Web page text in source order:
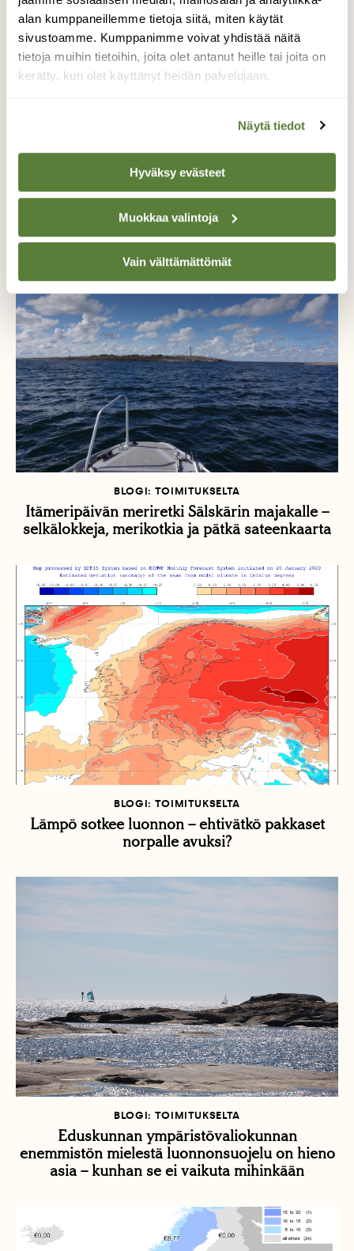
alan kumppaneillemme tietoja siitä, miten käytät
sivustoamme. Kumppanimme voivat yhdistää näitä
tietoja muihin tietoihin, joita olet antanut heille tai joita on
kerätty, kun olet käyttänyt heidän palvelujaan.
Näytä tiedot
Hyväksy evästeet
Muokkaa valintoja
Vain välttämättömät
luonnonystävien joukkoon!
Alk. 3 numeroa 23,40 €.
Samalta kirjoittajalta
BLOGI: TOIMITUKSELTA
Itämeripäivän meriretki Sälskärin majakalle –
selkälokkeja, merikotkia ja pätkä sateenkaarta
BLOGI: TOIMITUKSELTA
Lämpö sotkee luonnon – ehtivätkö pakkaset
norpalle avuksi?
BLOGI: TOIMITUKSELTA
Eduskunnan ympäristövaliokunnan
enemmistön mielestä luonnonsuojelu on hieno
asia – kunhan se ei vaikuta mihinkään